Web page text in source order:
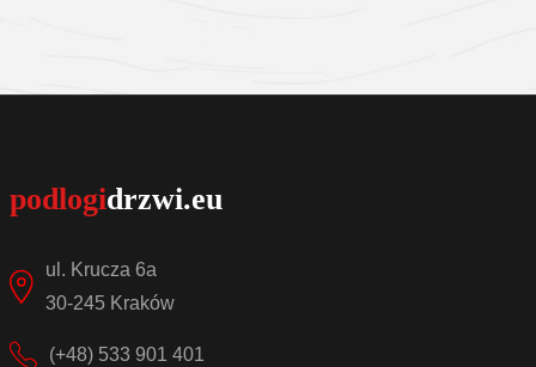
ul. Krucza 6a
30-245 Kraków
(+48) 533 901 401